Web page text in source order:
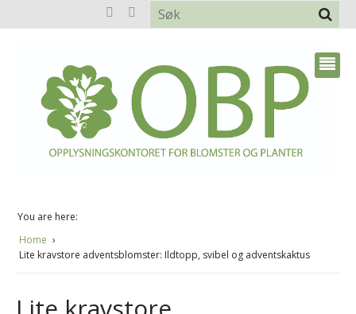
You are here:
Home
Lite kravstore adventsblomster: Ildtopp, svibel og adventskaktus